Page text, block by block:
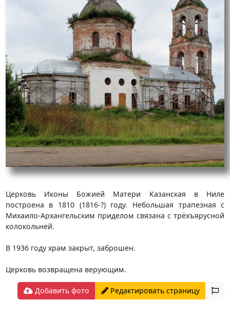
Церковь Иконы Божией Матери Казанская в Ниле
построена в 1810 (1816-?) году. Небольшая трапезная с
Михаило-Архангельским приделом связана с трёхъярусной
колокольней.
В 1936 году храм закрыт, заброшен.
Церковь возвращена верующим.
Добавить фото Редактировать страницу